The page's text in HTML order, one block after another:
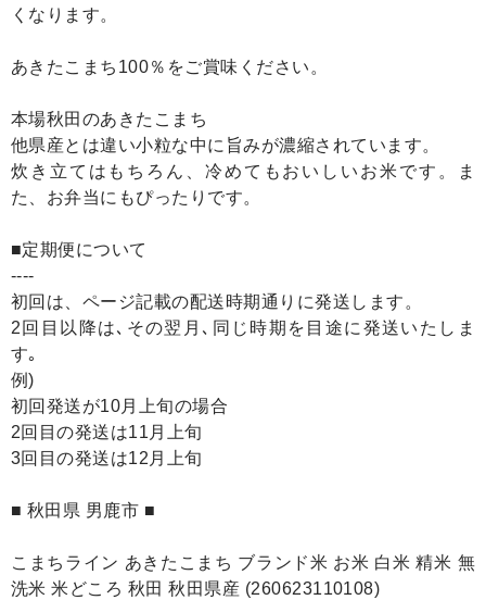
くなります。
あきたこまち100％をご賞味ください。
本場秋田のあきたこまち
他県産とは違い小粒な中に旨みが濃縮されています。
炊き立てはもちろん、冷めてもおいしいお米です。ま
た、お弁当にもぴったりです。
■定期便について
----
初回は、ページ記載の配送時期通りに発送します。
2回目以降は､その翌月､同じ時期を目途に発送いたしま
す｡
例)
初回発送が10月上旬の場合
2回目の発送は11月上旬
3回目の発送は12月上旬
■ 秋田県 男鹿市 ■
こまちライン あきたこまち ブランド米 お米 白米 精米 無
洗米 米どころ 秋田 秋田県産 (260623110108)